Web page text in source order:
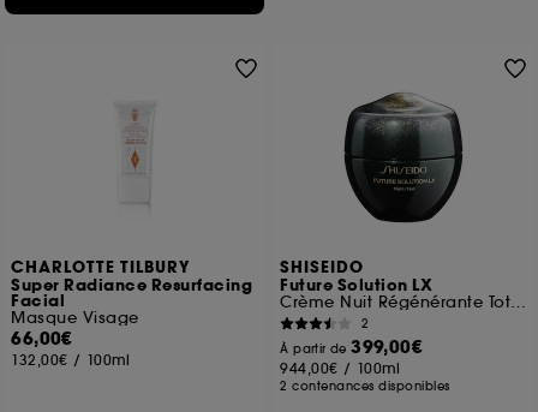
CHARLOTTE TILBURY
Super Radiance Resurfacing
Facial
Masque Visage
66,00€
132,00€ / 100ml
SHISEIDO
Future Solution LX
Crème Nuit Régénérante Totale
2
À partir de399,00€
944,00€ / 100ml
2 contenances disponibles